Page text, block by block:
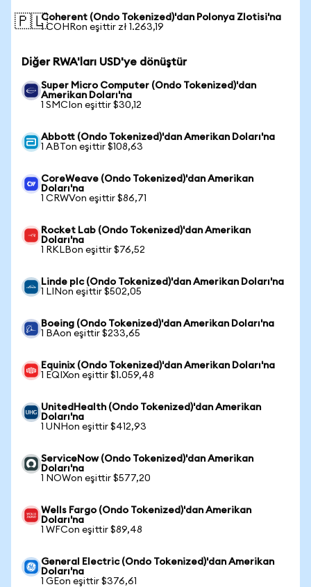
🇵🇱Coherent (Ondo Tokenized)'dan Polonya Zlotisi'na
1 COHRon eşittir zł 1.263,19
Diğer RWA'ları USD'ye dönüştür
Super Micro Computer (Ondo Tokenized)'dan
Amerikan Doları'na
1 SMCIon eşittir $30,12
Abbott (Ondo Tokenized)'dan Amerikan Doları'na
1 ABTon eşittir $108,63
CoreWeave (Ondo Tokenized)'dan Amerikan
Doları'na
1 CRWVon eşittir $86,71
Rocket Lab (Ondo Tokenized)'dan Amerikan
Doları'na
1 RKLBon eşittir $76,52
Linde plc (Ondo Tokenized)'dan Amerikan Doları'na
1 LINon eşittir $502,05
Boeing (Ondo Tokenized)'dan Amerikan Doları'na
1 BAon eşittir $233,65
Equinix (Ondo Tokenized)'dan Amerikan Doları'na
1 EQIXon eşittir $1.059,48
UnitedHealth (Ondo Tokenized)'dan Amerikan
Doları'na
1 UNHon eşittir $412,93
ServiceNow (Ondo Tokenized)'dan Amerikan
Doları'na
1 NOWon eşittir $577,20
Wells Fargo (Ondo Tokenized)'dan Amerikan
Doları'na
1 WFCon eşittir $89,48
General Electric (Ondo Tokenized)'dan Amerikan
Doları'na
1 GEon eşittir $376,61